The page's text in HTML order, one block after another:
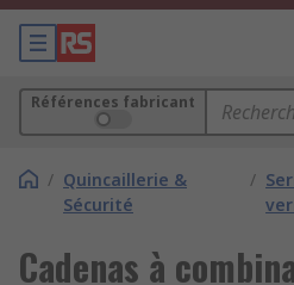
Références fabricant
/ Quincaillerie &
Sécurité
/
Cadenas à